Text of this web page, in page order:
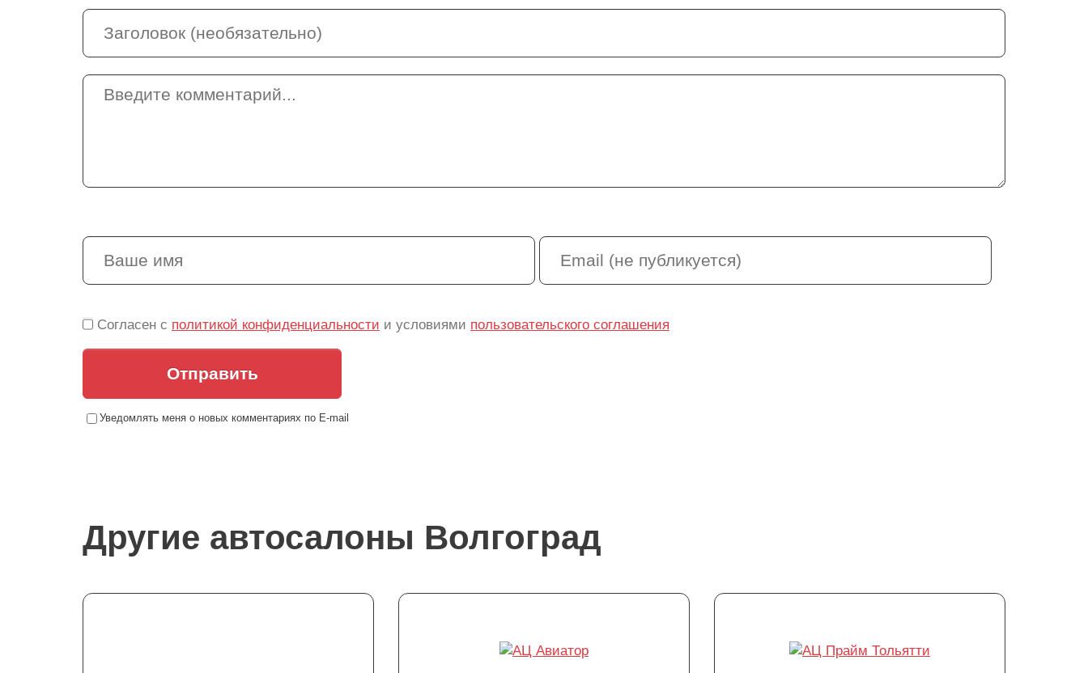
Согласен с политикой конфиденциальности и условиями пользовательского соглашения
Отправить
Уведомлять меня о новых комментариях по E-mail
Другие автосалоны Волгоград